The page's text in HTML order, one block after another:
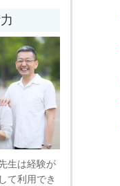
生は経験が
て利用でき